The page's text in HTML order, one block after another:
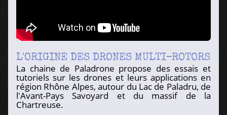
L'ORIGINE DES DRONES MULTI-ROTORS
La chaine de Paladrone propose des essais et
tutoriels sur les drones et leurs applications en
région Rhône Alpes, autour du Lac de Paladru, de
l'Avant-Pays Savoyard et du massif de la
Chartreuse.